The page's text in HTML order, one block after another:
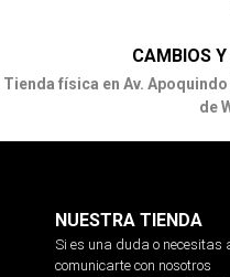
CAMBIOS
Tienda física en Av.
de
NUESTRA TIENDA
Si es una duda o necesitas
comunicarte con nosotros